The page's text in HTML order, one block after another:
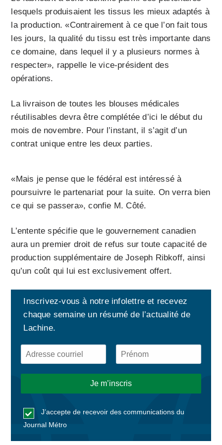
lesquels produisaient les tissus les mieux adaptés à
la production. «Contrairement à ce que l’on fait tous
les jours, la qualité du tissu est très importante dans
ce domaine, dans lequel il y a plusieurs normes à
respecter», rappelle le vice-président des
opérations.
La livraison de toutes les blouses médicales
réutilisables devra être complétée d’ici le début du
mois de novembre. Pour l’instant, il s’agit d’un
contrat unique entre les deux parties.
«Mais je pense que le fédéral est intéressé à
poursuivre le partenariat pour la suite. On verra bien
ce qui se passera», confie M. Côté.
L’entente spécifie que le gouvernement canadien
aura un premier droit de refus sur toute capacité de
production supplémentaire de Joseph Ribkoff, ainsi
qu’un coût qui lui est exclusivement offert.
Inscrivez-vous à notre infolettre et recevez
chaque semaine un résumé de l’actualité de
Lachine.
J’accepte de recevoir des communications du
Journal Métro